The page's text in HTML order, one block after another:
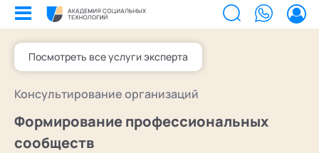
Посмотреть все услуги эксперта
Консультирование организаций
Формирование профессиональных
сообществ
Приобретенные билеты на мероприятия
Сертификаты, подтверждающие участие в мероприятиях и экспертном